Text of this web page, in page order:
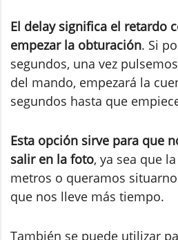
El delay significa el retardo
empezar la obturación. Si
segundos, una vez
del mando, empezará la
segundos hasta que
Esta opción sirve para que
salir en la foto, ya sea que
metros o queramos
que nos lleve más tiempo.
También se puede utilizar